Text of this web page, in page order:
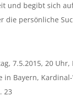
und begibt sich
die persönliche
7.5.2015, 20 Uhr,
in Bayern,
23